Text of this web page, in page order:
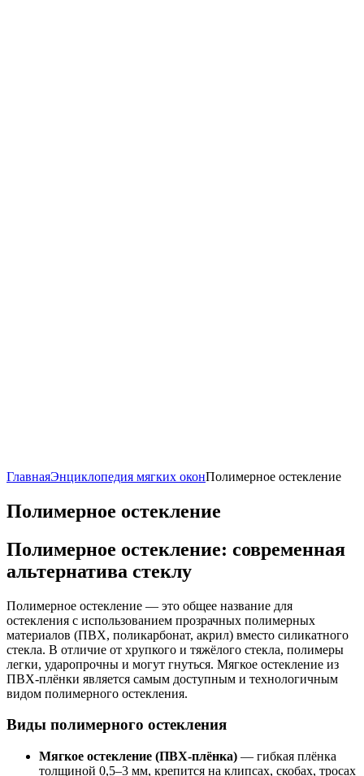
ГлавнаяЭнциклопедия мягких оконПолимерное остекление
Полимерное остекление
Полимерное остекление: современная
альтернатива стеклу
Полимерное остекление — это общее название для
остекления с использованием прозрачных полимерных
материалов (ПВХ, поликарбонат, акрил) вместо силикатного
стекла. В отличие от хрупкого и тяжёлого стекла, полимеры
легки, ударопрочны и могут гнуться. Мягкое остекление из
ПВХ-плёнки является самым доступным и технологичным
видом полимерного остекления.
Виды полимерного остекления
Мягкое остекление (ПВХ-плёнка) — гибкая плёнка
толщиной 0,5–3 мм, крепится на клипсах, скобах, тросах